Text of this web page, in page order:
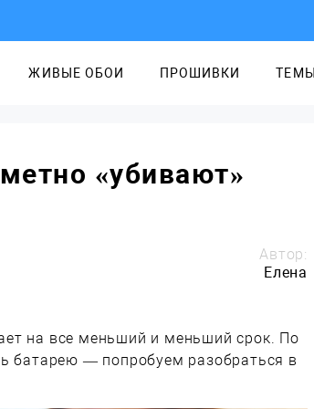
ЖИВЫЕ ОБОИ ПРОШИВКИ ТЕМЫ
«убивают»
Автор:
Елена
на все меньший и меньший срок. По
батарею — попробуем разобраться в